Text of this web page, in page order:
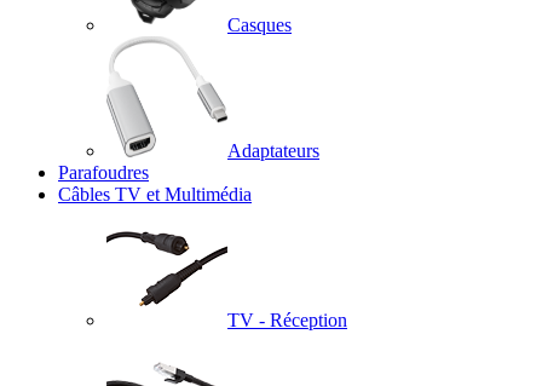
Casques
Adaptateurs
Parafoudres
Câbles TV et Multimédia
TV - Réception